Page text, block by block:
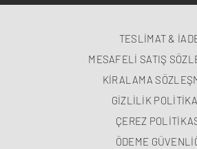
TESLİMAT &
MESAFELİ SATIŞ
KİRALAMA
GİZLİLİK
ÇEREZ
ÖDEME